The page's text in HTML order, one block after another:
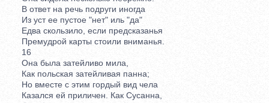
В ответ на речь подруги иногда
Из уст ее пустое "нет" иль "да"
Едва скользило, если предсказанья
Премудрой карты стоили вниманья.
16
Она была затейливо мила,
Как польская затейливая панна;
Но вместе с этим гордый вид чела
Казался ей приличен. Как Сусанна,